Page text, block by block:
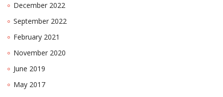
December 2022
September 2022
February 2021
November 2020
June 2019
May 2017